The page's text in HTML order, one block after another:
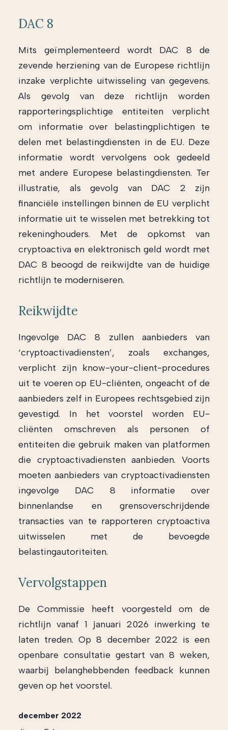
DAC 8
Mits geïmplementeerd wordt DAC 8 de
zevende herziening van de Europese richtlijn
inzake verplichte uitwisseling van gegevens.
Als gevolg van deze richtlijn worden
rapporteringsplichtige entiteiten verplicht
om informatie over belastingplichtigen te
delen met belastingdiensten in de EU. Deze
informatie wordt vervolgens ook gedeeld
met andere Europese belastingdiensten. Ter
illustratie, als gevolg van DAC 2 zijn
financiële instellingen binnen de EU verplicht
informatie uit te wisselen met betrekking tot
rekeninghouders. Met de opkomst van
cryptoactiva en elektronisch geld wordt met
DAC 8 beoogd de reikwijdte van de huidige
richtlijn te moderniseren.
Reikwijdte
Ingevolge DAC 8 zullen aanbieders van
‘cryptoactivadiensten’, zoals exchanges,
verplicht zijn know-your-client-procedures
uit te voeren op EU-cliënten, ongeacht of de
aanbieders zelf in Europees rechtsgebied zijn
gevestigd. In het voorstel worden EU-
cliënten omschreven als personen of
entiteiten die gebruik maken van platformen
die cryptoactivadiensten aanbieden. Voorts
moeten aanbieders van cryptoactivadiensten
ingevolge DAC 8 informatie over
binnenlandse en grensoverschrijdende
transacties van te rapporteren cryptoactiva
uitwisselen met de bevoegde
belastingautoriteiten.
Vervolgstappen
De Commissie heeft voorgesteld om de
richtlijn vanaf 1 januari 2026 inwerking te
laten treden. Op 8 december 2022 is een
openbare consultatie gestart van 8 weken,
waarbij belanghebbenden feedback kunnen
geven op het voorstel.
december 2022